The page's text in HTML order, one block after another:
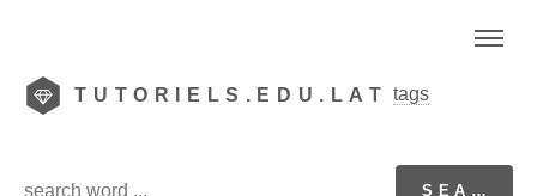
TUTORIELS.EDU.LAT tags